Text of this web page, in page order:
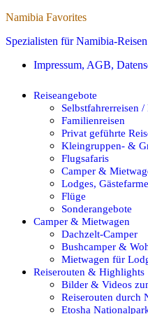
Namibia Favorites
Spezialisten für Namibia-Reisen
Impressum, AGB,
Reiseangebote
Selbstfahrerreisen
Familienreisen
Privat geführte
Kleingruppen- &
Flugsafaris
Camper &
Lodges,
Flüge
Sonderangebote
Camper & Mietwagen
Dachzelt-Camper
Bushcamper &
Mietwagen für
Reiserouten & Highlights
Bilder & Videos
Reiserouten durch
Etosha